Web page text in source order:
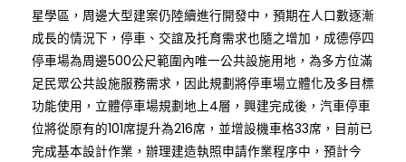
星學區，周邊大型建案仍陸續進行開發中，預期在人口數逐漸
成長的情況下，停車、交誼及托育需求也隨之增加，成德停四
停車場為周邊500公尺範圍內唯一公共設施用地，為多方位滿
足民眾公共設施服務需求，因此規劃將停車場立體化及多目標
功能使用，立體停車場規劃地上4層，興建完成後，汽車停車
位將從原有的101席提升為216席，並增設機車格33席，目前已
完成基本設計作業，辦理建造執照申請作業程序中，預計今